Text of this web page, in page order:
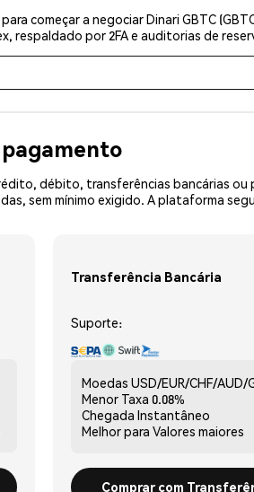
começar a negociar Dinari GBTC
respaldado por 2FA e auditorias de
pagamento
débito, transferências bancárias
sem mínimo exigido. A plataforma
Transferência Bancária
Suporte:
Moedas USD/EUR/CHF/AUD/
Menor Taxa 0.08%
Chegada Instantâneo
Melhor para Valores maiores
Comprar com